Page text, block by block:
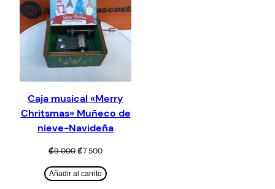
OFERTA
Caja musical «Merry
Chritsmas» Muñeco de
nieve-Navideña
₡9 000El
original
era:
₡7 500El
actual
es:
Añadir al carrito